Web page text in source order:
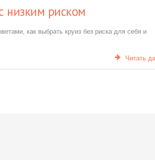
низким риском
как выбрать круиз без риска для себя и
Читать